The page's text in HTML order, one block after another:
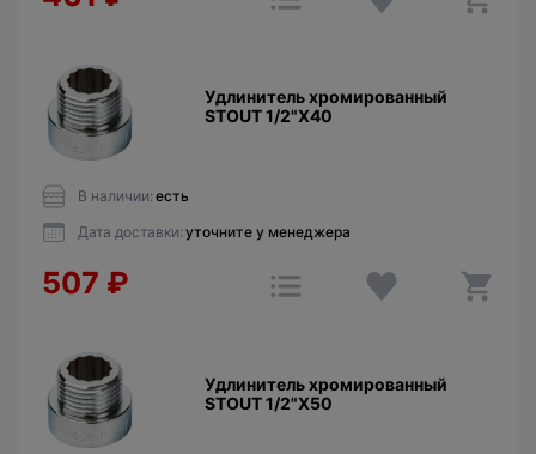
Удлинитель хромированный
STOUT 1/2"X40
В наличии: есть
Дата доставки: уточните у менеджера
507 ₽
Удлинитель хромированный
STOUT 1/2"X50